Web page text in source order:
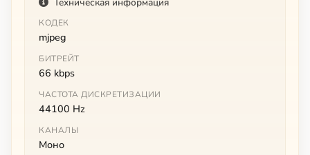
КОДЕК
mjpeg
БИТРЕЙТ
66 kbps
ЧАСТОТА ДИСКРЕТИЗАЦИИ
44100 Hz
КАНАЛЫ
Моно